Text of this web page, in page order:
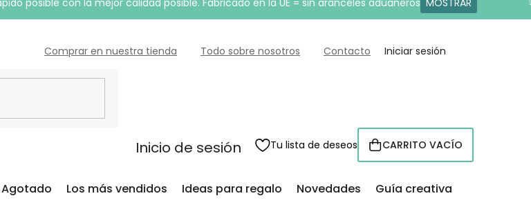
posible con la mejor calidad posible. Fabricado en la UE = sin aranceles aduaneros MOSTRAR
Comprar en nuestra tienda Todo sobre nosotros Contacto Iniciar sesión
Inicio de sesión Tu lista de deseos CESTA
CARRITO VACÍO
Agotado Los más vendidos Ideas para regalo Novedades Guía creativa